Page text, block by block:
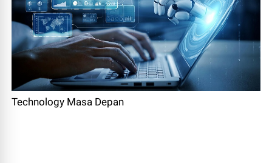
Technology Masa Depan